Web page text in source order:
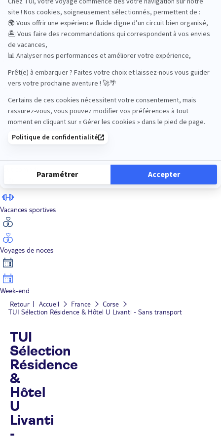
Road Trips
Safari
Sénior
Vacances sportives
Voyages de noces
Week-end
Retour Accueil France
Corse
TUI Sélection Résidence & Hôtel U Livanti - Sans transport
TUI
Sélection
Résidence
&
Hôtel
U
Livanti
-